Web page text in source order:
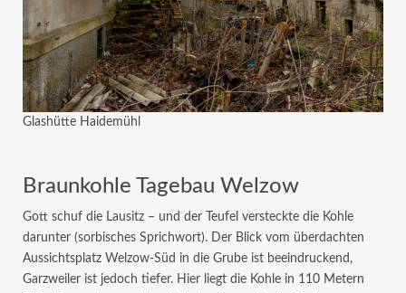
Glashütte Haidemühl
Braunkohle Tagebau Welzow
Gott schuf die Lausitz – und der Teufel versteckte die Kohle
darunter (sorbisches Sprichwort). Der Blick vom überdachten
Aussichtsplatz Welzow-Süd in die Grube ist beeindruckend,
Garzweiler ist jedoch tiefer. Hier liegt die Kohle in 110 Metern